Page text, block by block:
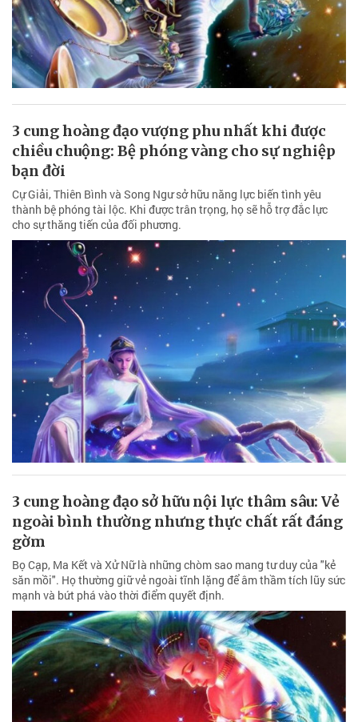
3 cung hoàng đạo vượng phu nhất khi được
chiều chuộng: Bệ phóng vàng cho sự nghiệp
bạn đời
Cự Giải, Thiên Bình và Song Ngư sở hữu năng lực biến tình yêu
thành bệ phóng tài lộc. Khi được trân trọng, họ sẽ hỗ trợ đắc lực
cho sự thăng tiến của đối phương.
3 cung hoàng đạo sở hữu nội lực thâm sâu: Vẻ
ngoài bình thường nhưng thực chất rất đáng
gờm
Bọ Cạp, Ma Kết và Xử Nữ là những chòm sao mang tư duy của "kẻ
săn mồi". Họ thường giữ vẻ ngoài tĩnh lặng để âm thầm tích lũy sức
mạnh và bứt phá vào thời điểm quyết định.